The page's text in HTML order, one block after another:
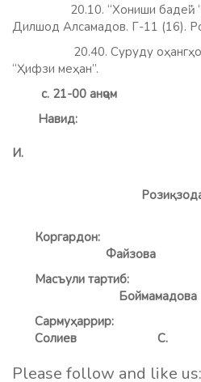
20.10. “Хониши бадеӣ”.
Дилшод Алсамадов. Г-11 (16).
20.40. Суруду оҳангҳои
“Ҳифзи меҳан”.
с. 21-00 анҷом
Навид:
И.
Масъули
Солиев С.
Please follow and like us: